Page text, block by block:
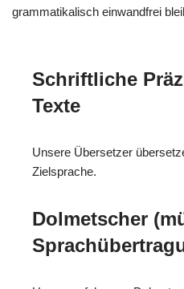
grammatikalisch einwandfrei
Schriftliche
Texte
Unsere Übersetzer
Zielsprache.
Dolmetscher